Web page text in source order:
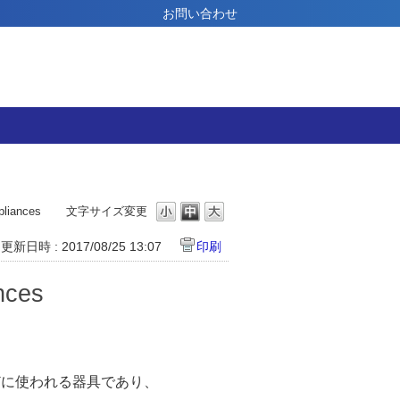
お問い合わせ
文字サイズ変更
更新日時 : 2017/08/25 13:07 印刷
使われる器具であり、